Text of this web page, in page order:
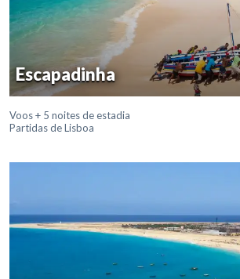
Escapadinha
Voos + 5 noites de estadia
Partidas de Lisboa